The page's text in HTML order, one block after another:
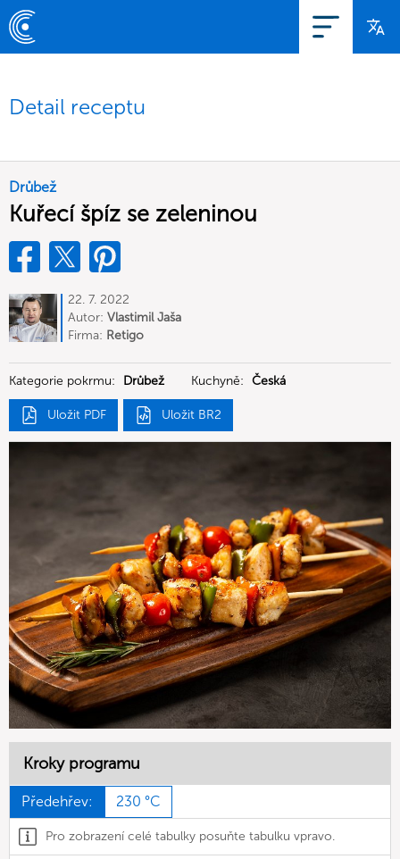
Detail receptu
Drůbež
Kuřecí špíz se zeleninou
22. 7. 2022
Autor: Vlastimil Jaša
Firma: Retigo
Kategorie pokrmu: Drůbež Kuchyně: Česká
Uložit PDF Uložit BR2
Kroky programu
Předehřev: 230 °C
Pro zobrazení celé tabulky posuňte tabulku vpravo.